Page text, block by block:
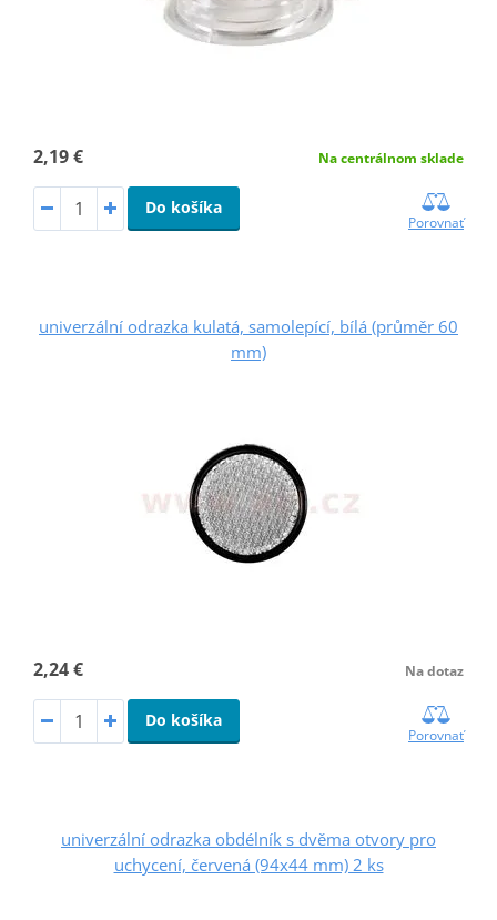
2,19 € Na centrálnom sklade
Do košíka
Porovnať
univerzální odrazka kulatá, samolepící, bílá (průměr 60
mm)
2,24 € Na dotaz
Do košíka
Porovnať
univerzální odrazka obdélník s dvěma otvory pro
uchycení, červená (94x44 mm) 2 ks